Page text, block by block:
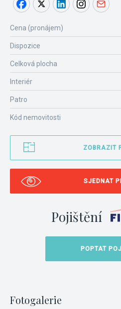
Cena (pronájem)
Dispozice
Celková plocha
Interiér
Patro
Kód nemovitosti
ZOBRAZIT
SJEDNAT
Pojištění
POPTAT
Fotogalerie